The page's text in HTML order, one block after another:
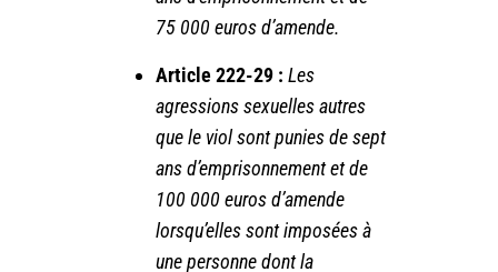
75 000 euros d’amende.
Article 222-29 : Les
agressions sexuelles autres
que le viol sont punies de sept
ans d’emprisonnement et de
100 000 euros d’amende
lorsqu’elles sont imposées à
une personne dont la